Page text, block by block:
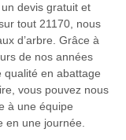
devis gratuit et
tout 21170, nous
d’arbre. Grâce à
de nos années
qualité en abattage
vous pouvez nous
à une équipe
en une journée.